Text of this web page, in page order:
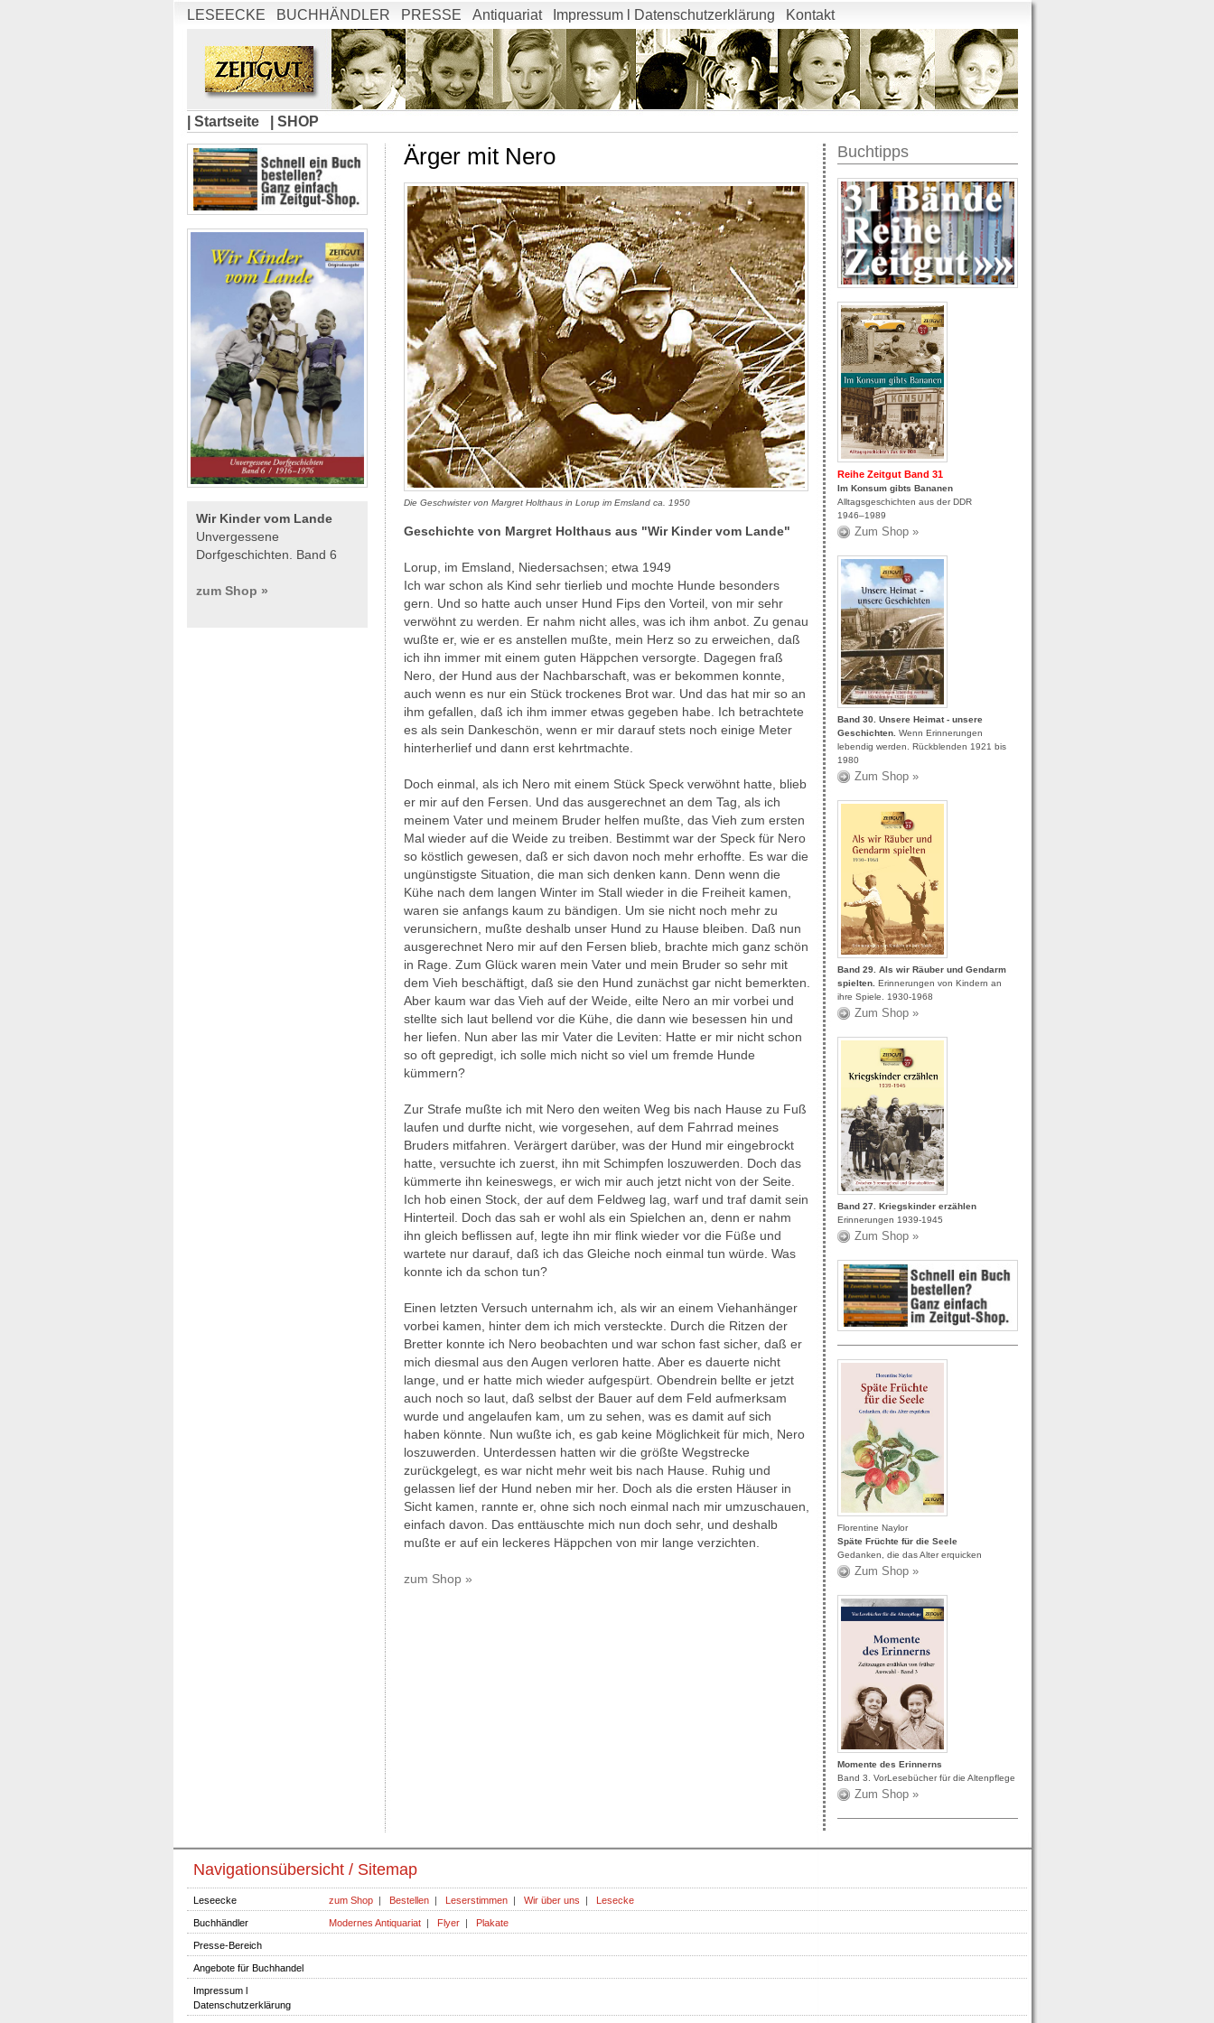
LESEECKE BUCHHÄNDLER PRESSE Antiquariat Impressum l Datenschutzerklärung Kontakt
| Startseite | SHOP
Wir Kinder vom Lande
Unvergessene
Dorfgeschichten. Band 6
zum Shop »
Ärger mit Nero
Die Geschwister von Margret Holthaus in Lorup im Emsland ca. 1950
Geschichte von Margret Holthaus aus "Wir Kinder vom Lande"
Lorup, im Emsland, Niedersachsen; etwa 1949
Ich war schon als Kind sehr tierlieb und mochte Hunde besonders
gern. Und so hatte auch unser Hund Fips den Vorteil, von mir sehr
verwöhnt zu werden. Er nahm nicht alles, was ich ihm anbot. Zu genau
wußte er, wie er es anstellen mußte, mein Herz so zu erweichen, daß
ich ihn immer mit einem guten Häppchen versorgte. Dagegen fraß
Nero, der Hund aus der Nachbarschaft, was er bekommen konnte,
auch wenn es nur ein Stück trockenes Brot war. Und das hat mir so an
ihm gefallen, daß ich ihm immer etwas gegeben habe. Ich betrachtete
es als sein Dankeschön, wenn er mir darauf stets noch einige Meter
hinterherlief und dann erst kehrtmachte.
Doch einmal, als ich Nero mit einem Stück Speck verwöhnt hatte, blieb
er mir auf den Fersen. Und das ausgerechnet an dem Tag, als ich
meinem Vater und meinem Bruder helfen mußte, das Vieh zum ersten
Mal wieder auf die Weide zu treiben. Bestimmt war der Speck für Nero
so köstlich gewesen, daß er sich davon noch mehr erhoffte. Es war die
ungünstigste Situation, die man sich denken kann. Denn wenn die
Kühe nach dem langen Winter im Stall wieder in die Freiheit kamen,
waren sie anfangs kaum zu bändigen. Um sie nicht noch mehr zu
verunsichern, mußte deshalb unser Hund zu Hause bleiben. Daß nun
ausgerechnet Nero mir auf den Fersen blieb, brachte mich ganz schön
in Rage. Zum Glück waren mein Vater und mein Bruder so sehr mit
dem Vieh beschäftigt, daß sie den Hund zunächst gar nicht bemerkten.
Aber kaum war das Vieh auf der Weide, eilte Nero an mir vorbei und
stellte sich laut bellend vor die Kühe, die dann wie besessen hin und
her liefen. Nun aber las mir Vater die Leviten: Hatte er mir nicht schon
so oft gepredigt, ich solle mich nicht so viel um fremde Hunde
kümmern?
Zur Strafe mußte ich mit Nero den weiten Weg bis nach Hause zu Fuß
laufen und durfte nicht, wie vorgesehen, auf dem Fahrrad meines
Bruders mitfahren. Verärgert darüber, was der Hund mir eingebrockt
hatte, versuchte ich zuerst, ihn mit Schimpfen loszuwerden. Doch das
kümmerte ihn keineswegs, er wich mir auch jetzt nicht von der Seite.
Ich hob einen Stock, der auf dem Feldweg lag, warf und traf damit sein
Hinterteil. Doch das sah er wohl als ein Spielchen an, denn er nahm
ihn gleich beflissen auf, legte ihn mir flink wieder vor die Füße und
wartete nur darauf, daß ich das Gleiche noch einmal tun würde. Was
konnte ich da schon tun?
Einen letzten Versuch unternahm ich, als wir an einem Viehanhänger
vorbei kamen, hinter dem ich mich versteckte. Durch die Ritzen der
Bretter konnte ich Nero beobachten und war schon fast sicher, daß er
mich diesmal aus den Augen verloren hatte. Aber es dauerte nicht
lange, und er hatte mich wieder aufgespürt. Obendrein bellte er jetzt
auch noch so laut, daß selbst der Bauer auf dem Feld aufmerksam
wurde und angelaufen kam, um zu sehen, was es damit auf sich
haben könnte. Nun wußte ich, es gab keine Möglichkeit für mich, Nero
loszuwerden. Unterdessen hatten wir die größte Wegstrecke
zurückgelegt, es war nicht mehr weit bis nach Hause. Ruhig und
gelassen lief der Hund neben mir her. Doch als die ersten Häuser in
Sicht kamen, rannte er, ohne sich noch einmal nach mir umzuschauen,
einfach davon. Das enttäuschte mich nun doch sehr, und deshalb
mußte er auf ein leckeres Häppchen von mir lange verzichten.
zum Shop »
Buchtipps
Reihe Zeitgut Band 31
Im Konsum gibts Bananen
Alltagsgeschichten aus der DDR
1946–1989
Zum Shop »
Band 30. Unsere Heimat - unsere
Geschichten Wenn Erinnerungen
lebendig werden. Rückblenden 1921 bis
1980
Zum Shop »
Band 29. Als wir Räuber und Gendarm
spielten. Erinnerungen von Kindern an
ihre Spiele. 1930-1968
Zum Shop »
Band 27. Kriegskinder erzählen
Erinnerungen 1939-1945
Zum Shop »
Florentine Naylor
Späte Früchte für die Seele
Gedanken, die das Alter erquicken
Zum Shop »
Momente des Erinnerns
Band 3. VorLesebücher für die Altenpflege
Zum Shop »
Navigationsübersicht / Sitemap
Leseecke zum Shop Bestellen Leserstimmen Wir über uns Lesecke
Buchhändler Modernes Antiquariat Flyer Plakate
Presse-Bereich
Angebote für Buchhandel
Impressum l
Datenschutzerklärung